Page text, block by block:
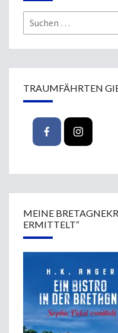
Suchen
nach:
TRAUMFÄHRTEN
MEINE
ERMITTELT“